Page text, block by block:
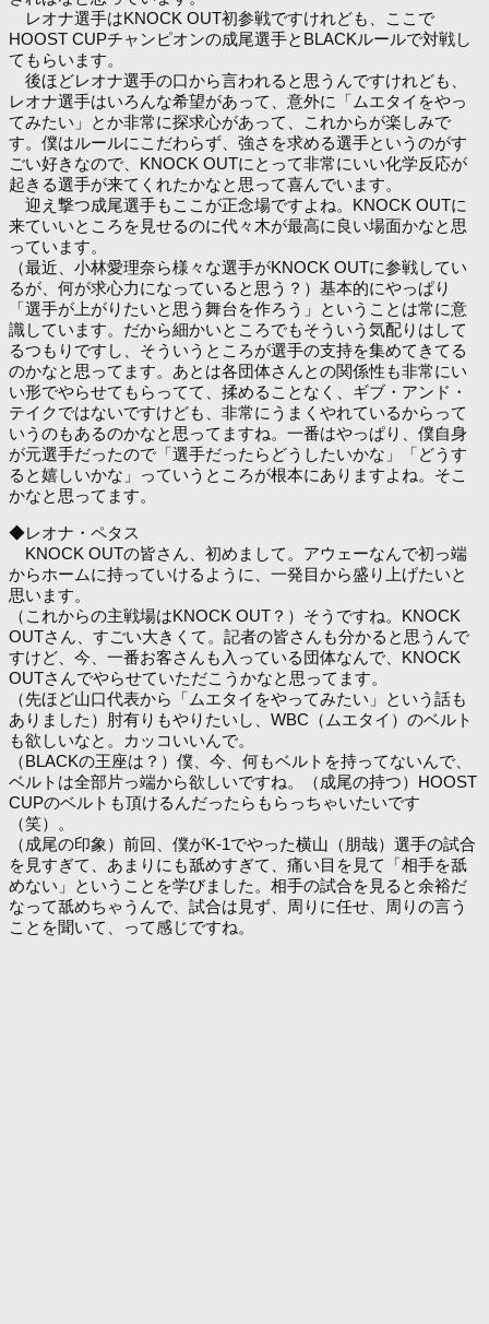
レオナ選手はKNOCK OUT初参戦ですけれども、ここで
HOOST CUPチャンピオンの成尾選手とBLACKルールで対戦し
てもらいます。
後ほどレオナ選手の口から言われると思うんですけれども、
レオナ選手はいろんな希望があって、意外に「ムエタイをやっ
てみたい」とか非常に探求心があって、これからが楽しみで
す。僕はルールにこだわらず、強さを求める選手というのがす
ごい好きなので、KNOCK OUTにとって非常にいい化学反応が
起きる選手が来てくれたかなと思って喜んでいます。
迎え撃つ成尾選手もここが正念場ですよね。KNOCK OUTに
来ていいところを見せるのに代々木が最高に良い場面かなと思
っています。
（最近、小林愛理奈ら様々な選手がKNOCK OUTに参戦してい
るが、何が求心力になっていると思う？）基本的にやっぱり
「選手が上がりたいと思う舞台を作ろう」ということは常に意
識しています。だから細かいところでもそういう気配りはして
るつもりですし、そういうところが選手の支持を集めてきてる
のかなと思ってます。あとは各団体さんとの関係性も非常にい
い形でやらせてもらってて、揉めることなく、ギブ・アンド・
テイクではないですけども、非常にうまくやれているからって
いうのもあるのかなと思ってますね。一番はやっぱり、僕自身
が元選手だったので「選手だったらどうしたいかな」「どうす
ると嬉しいかな」っていうところが根本にありますよね。そこ
かなと思ってます。
◆レオナ・ペタス
KNOCK OUTの皆さん、初めまして。アウェーなんで初っ端
からホームに持っていけるように、一発目から盛り上げたいと
思います。
（これからの主戦場はKNOCK OUT？）そうですね。KNOCK
OUTさん、すごい大きくて。記者の皆さんも分かると思うんで
すけど、今、一番お客さんも入っている団体なんで、KNOCK
OUTさんでやらせていただこうかなと思ってます。
（先ほど山口代表から「ムエタイをやってみたい」という話も
ありました）肘有りもやりたいし、WBC（ムエタイ）のベルト
も欲しいなと。カッコいいんで。
（BLACKの王座は？）僕、今、何もベルトを持ってないんで、
ベルトは全部片っ端から欲しいですね。（成尾の持つ）HOOST
CUPのベルトも頂けるんだったらもらっちゃいたいです
（笑）。
（成尾の印象）前回、僕がK-1でやった横山（朋哉）選手の試合
を見すぎて、あまりにも舐めすぎて、痛い目を見て「相手を舐
めない」ということを学びました。相手の試合を見ると余裕だ
なって舐めちゃうんで、試合は見ず、周りに任せ、周りの言う
ことを聞いて、って感じですね。